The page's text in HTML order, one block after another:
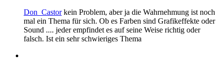
Don_Castorkein Problem, aber ja die Wahrnehmung ist noch
mal ein Thema für sich. Ob es Farben sind Grafikeffekte oder
Sound .... jeder empfindet es auf seine Weise richtig oder
falsch. Ist ein sehr schwieriges Thema